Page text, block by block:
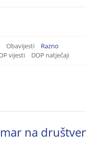
Obavijesti
Razno
vijesti DOP natječaji
na